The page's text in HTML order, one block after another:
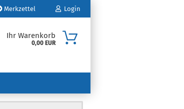
Merkzettel Login
Ihr Warenkorb
0,00 EUR